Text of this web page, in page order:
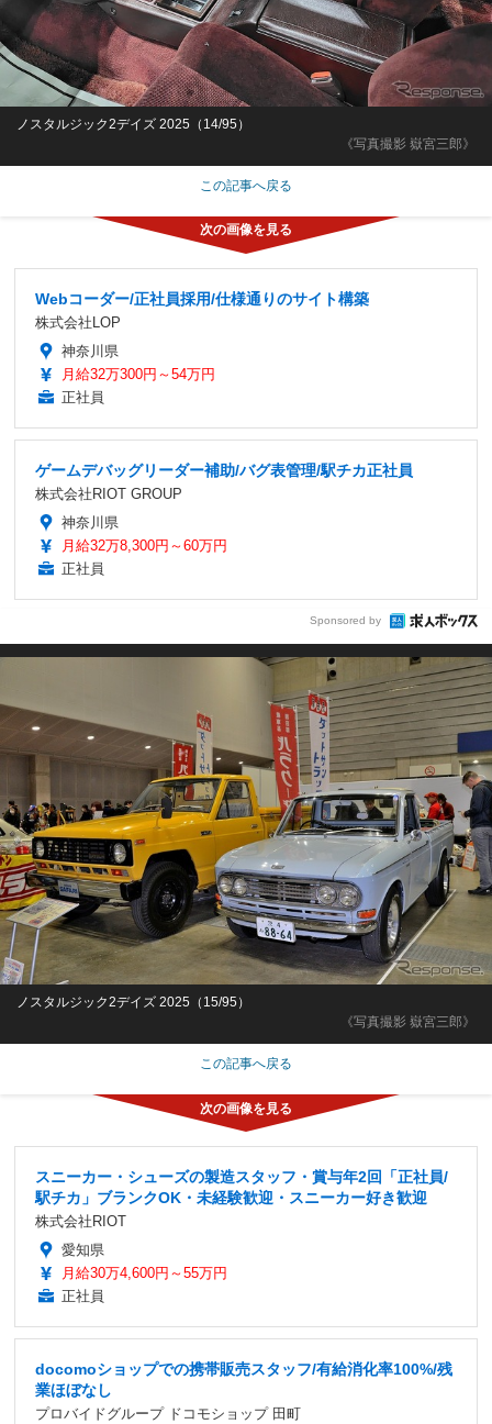
《写真撮影 嶽宮三郎》
ノスタルジック2デイズ 2025（14/95）
この記事へ戻る
Webコーダー/正社員採用/仕様通りのサイト構築
株式会社LOP
神奈川県
月給32万300円～54万円
正社員
ゲームデバッグリーダー補助/バグ表管理/駅チカ正社員
株式会社RIOT GROUP
神奈川県
月給32万8,300円～60万円
正社員
Sponsored by
《写真撮影 嶽宮三郎》
ノスタルジック2デイズ 2025（15/95）
この記事へ戻る
スニーカー・シューズの製造スタッフ・賞与年2回「正社員/
駅チカ」ブランクOK・未経験歓迎・スニーカー好き歓迎
株式会社RIOT
愛知県
月給30万4,600円～55万円
正社員
docomoショップでの携帯販売スタッフ/有給消化率100%/残
業ほぼなし
プロバイドグループ ドコモショップ 田町